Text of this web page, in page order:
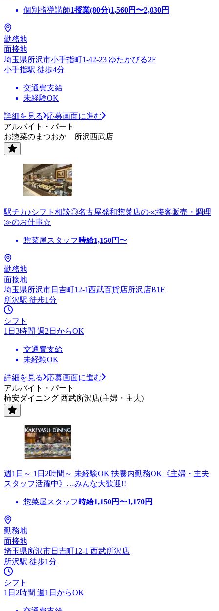
個別指導講師1授業(80分)1,560円〜2,030円
勤務地
面接地
埼玉県所沢市小手指町1-42-23 ゆたかびる2F
小手指駅 徒歩4分
交通費支給
未経験OK
詳細を見る
応募画面に進む
アルバイト・パート
お惣菜のまつおか 所沢西武店
駅チカ♪シフト相談◎名古屋発和惣菜店の≪接客販売・調理
≫のお仕事☆
惣菜屋スタッフ 時給1,150円〜
勤務地
面接地
埼玉県所沢市日吉町12-1西武百貨店所沢店B1F
所沢駅 徒歩1分
シフト
1日3時間 週2日からOK
交通費支給
未経験OK
詳細を見る
応募画面に進む
アルバイト・パート
柿安ダイニング 西武所沢店(主婦・主夫)
週1日～ 1日2時間～ 未経験OK 扶養内勤務OK《主婦・主夫
スタッフ活躍中》…みんな大歓迎!!
惣菜屋スタッフ 時給1,150円〜1,170円
勤務地
面接地
埼玉県所沢市日吉町12-1 西武所沢店
所沢駅 徒歩1分
シフト
1日2時間 週1日からOK